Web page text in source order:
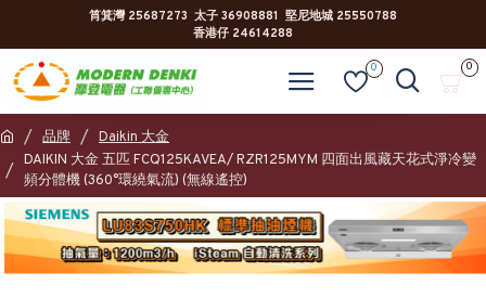
筲箕灣 25687273 太子 36908881 堅尼地城 25550788
香港仔 24614288
0 0
品牌
Daikin 大金
DAIKIN 大金 五匹 FCQ125KAVEA/ RZR125MYM 四面出風藏天花式淨冷變
頻分體機 (360°環繞氣流) (無線遙控)